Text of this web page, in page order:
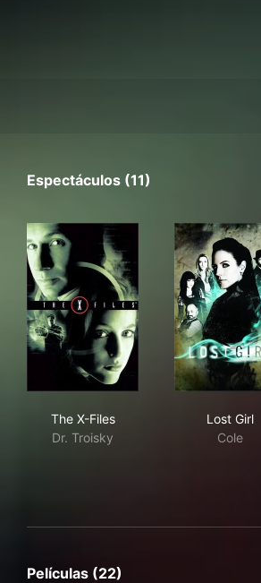
Espectáculos (11)
The X-Files
Dr. Troisky
Lost Girl
Cole
Películas (22)